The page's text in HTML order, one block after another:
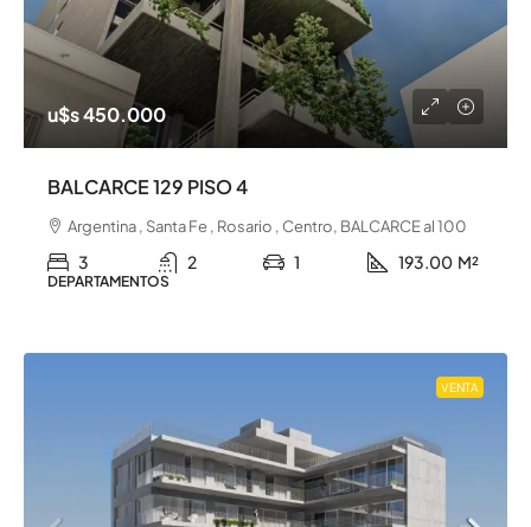
u$s 450.000
BALCARCE 129 PISO 4
Argentina , Santa Fe , Rosario , Centro, BALCARCE al 100
3 2 1 193.00 M²
DEPARTAMENTOS
VENTA